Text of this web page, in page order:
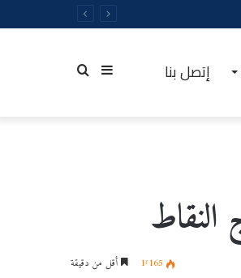
إتصل بنا بحثإضافة
1٬165 أقل من دقيقة